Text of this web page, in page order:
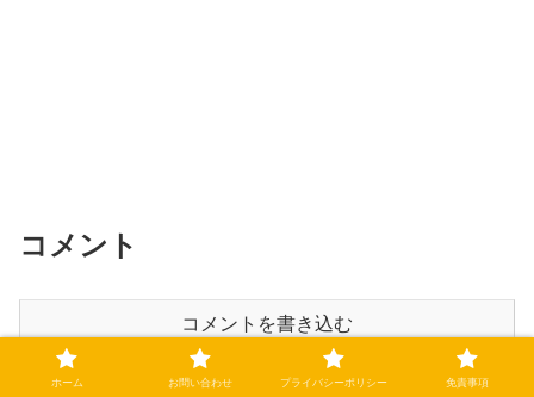
コメント
コメントを書き込む
ホーム お問い合わせ プライバシーポリシー 免責事項